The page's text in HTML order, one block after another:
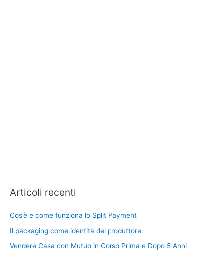
Articoli recenti
Cos’è e come funziona lo Split Payment
Il packaging come identità del produttore
Vendere Casa con Mutuo in Corso Prima e Dopo 5 Anni